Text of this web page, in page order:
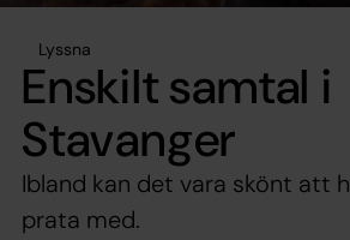
Lyssna
Enskilt samtal i
Stavanger
Ibland kan det vara skönt att
prata med.